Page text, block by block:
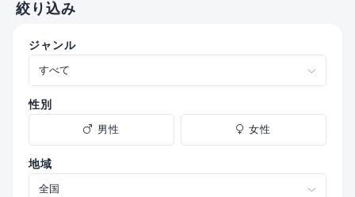
絞り込み
ジャンル
性別
男性 女性
地域